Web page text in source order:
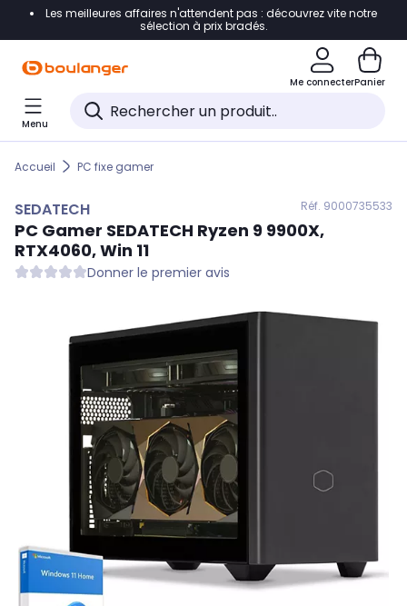
Accéder directement à la navigation
Accéder directement au pied de page
Accéder directement au chatbot
Les meilleures affaires n'attendent pas : découvrez vite notre
sélection à prix bradés.
Me connecterPanier
Menu
Accueil PC fixe gamer
SEDATECH Réf. 9000735533
PC Gamer SEDATECH Ryzen 9 9900X,
RTX4060, Win 11
Donner le premier avis